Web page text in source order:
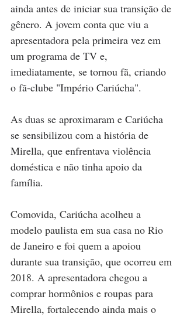
ainda antes de iniciar sua transição de
gênero. A jovem conta que viu a
apresentadora pela primeira vez em
um programa de TV e,
imediatamente, se tornou fã, criando
o fã-clube "Império Cariúcha".
As duas se aproximaram e Cariúcha
se sensibilizou com a história de
Mirella, que enfrentava violência
doméstica e não tinha apoio da
família.
Comovida, Cariúcha acolheu a
modelo paulista em sua casa no Rio
de Janeiro e foi quem a apoiou
durante sua transição, que ocorreu em
2018. A apresentadora chegou a
comprar hormônios e roupas para
Mirella, fortalecendo ainda mais o